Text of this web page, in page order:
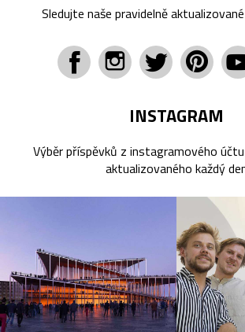
Sledujte naše pravidelně
INSTAGRAM
Výběr příspěvků z instagramového účtu
aktualizovaného každý